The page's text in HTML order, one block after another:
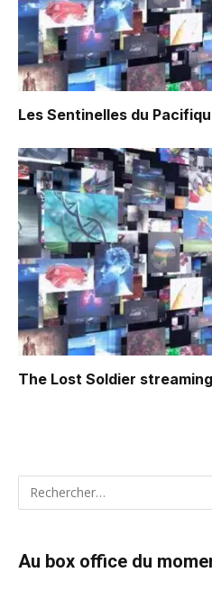
Les Sentinelles du
The Lost Soldier
Au box office du